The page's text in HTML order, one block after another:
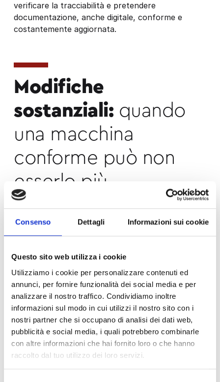
Consenso Dettagli Informazioni sui cookie
Questo sito web utilizza i cookie
Utilizziamo i cookie per personalizzare contenuti ed
annunci, per fornire funzionalità dei social media e per
analizzare il nostro traffico. Condividiamo inoltre
informazioni sul modo in cui utilizzi il nostro sito con i
nostri partner che si occupano di analisi dei dati web,
pubblicità e social media, i quali potrebbero combinarle
con altre informazioni che hai fornito loro o che hanno
raccolto dal tuo utilizzo dei loro servizi.
verificare la tracciabilità e pretendere
documentazione, anche digitale, conforme e
costantemente aggiornata.
Modifiche
sostanziali: quando
una macchina
conforme può non
esserlo più
Non è scontato che una macchina conforme oggi
lo sia anche nel 2027, soprattutto se subisce
aggiornamenti, integrazioni o se è interconnessa. Il
severe sulla gestione del ciclo di vita dei prodotti.
Il nodo delle "modifiche
sostanziali"
Qualsiasi intervento significativo su un impianto
esistente, come attività di retrofit, revamping o
integrazione di nuove linee produttive, anche se
limitato al solo livello software, richiederà
un’analisi approfondita.